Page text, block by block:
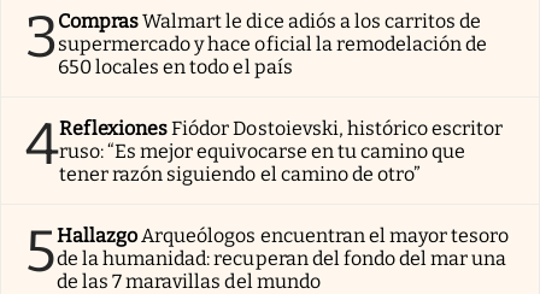
3ComprasWalmart le dice adiós a los carritos de
supermercado y hace oficial la remodelación de
650 locales en todo el país
4ReflexionesFiódor Dostoievski, histórico escritor
ruso: “Es mejor equivocarse en tu camino que
tener razón siguiendo el camino de otro”
5HallazgoArqueólogos encuentran el mayor tesoro
de la humanidad: recuperan del fondo del mar una
de las 7 maravillas del mundo